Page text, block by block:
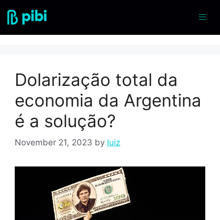
dolarização
Dolarização total da
economia da Argentina
é a solução?
November 21, 2023 by luiz